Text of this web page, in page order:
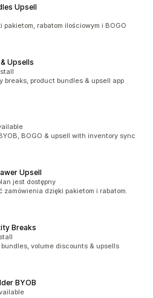
Upsell
pakietom, rabatom ilościowym i BOGO
Upsells
breaks, product bundles & upsell app
BOGO & upsell with inventory sync
Upsell
jest dostępny
zamówienia dzięki pakietom i rabatom.
Breaks
volume discounts & upsells
BYOB